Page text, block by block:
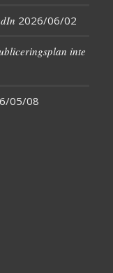
2026/06/02
inte
05/08